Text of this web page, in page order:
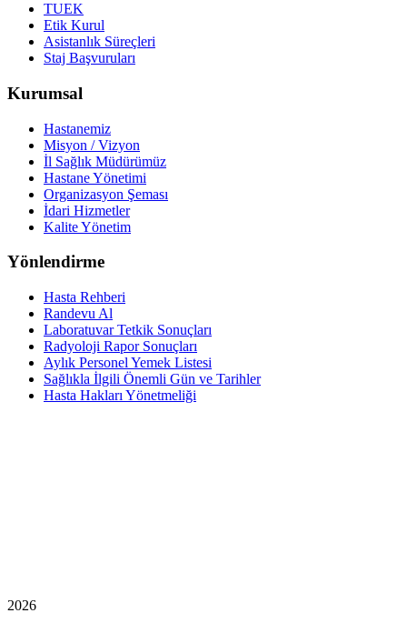
TUEK
Etik Kurul
Asistanlık Süreçleri
Staj Başvuruları
Kurumsal
Hastanemiz
Misyon / Vizyon
İl Sağlık Müdürümüz
Hastane Yönetimi
Organizasyon Şeması
İdari Hizmetler
Kalite Yönetim
Yönlendirme
Hasta Rehberi
Randevu Al
Laboratuvar Tetkik Sonuçları
Radyoloji Rapor Sonuçları
Aylık Personel Yemek Listesi
Sağlıkla İlgili Önemli Gün ve Tarihler
Hasta Hakları Yönetmeliği
2026